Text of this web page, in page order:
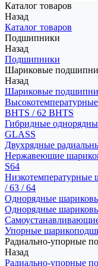
Каталог товаров
Назад
Каталог товаров
Подшипники
Назад
Подшипники
Шариковые
Назад
Шариковые
BHTS / 62 BHTS
Гибридные
GLASS
Двухрядные
Нержавеющие
S64
/ 63 / 64
Однорядные
Однорядные
Упорные
Радиально-упорные
Назад
Радиально-упорные